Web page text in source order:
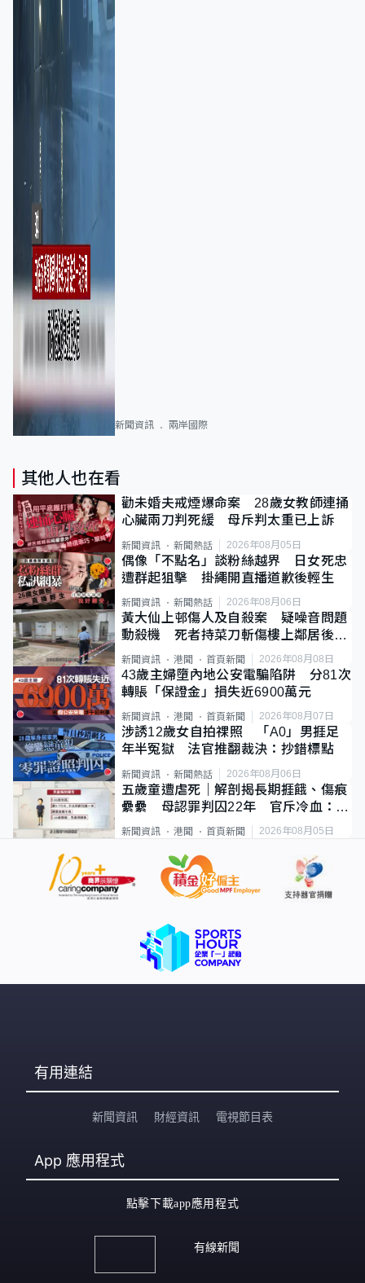
新聞資訊 兩岸國際
其他人也在看
勸未婚夫戒煙爆命案 28歲女教師連捅
心臟兩刀判死緩 母斥判太重已上訴
新聞資訊 新聞熱話 2026年08月05日
偶像「不點名」談粉絲越界 日女死忠
遭群起狙擊 掛繩開直播道歉後輕生
新聞資訊 新聞熱話 2026年08月06日
黃大仙上邨傷人及自殺案 疑噪音問題
動殺機 死者持菜刀斬傷樓上鄰居後墮
斃
新聞資訊 港聞 首頁新聞 2026年08月08日
43歲主婦墮內地公安電騙陷阱 分81次
轉賬「保證金」損失近6900萬元
新聞資訊 港聞 首頁新聞 2026年08月07日
涉誘12歲女自拍祼照 「A0」男捱足
年半冤獄 法官推翻裁決：抄錯標點
新聞資訊 新聞熱話 2026年08月06日
五歲童遭虐死｜解剖揭長期捱餓、傷痕
纍纍 母認罪判囚22年 官斥冷血：同
類案最惡劣
新聞資訊 港聞 首頁新聞 2026年08月05日
有用連結
新聞資訊 財經資訊 電視節目表
App 應用程式
點擊下載app應用程式
有線新聞